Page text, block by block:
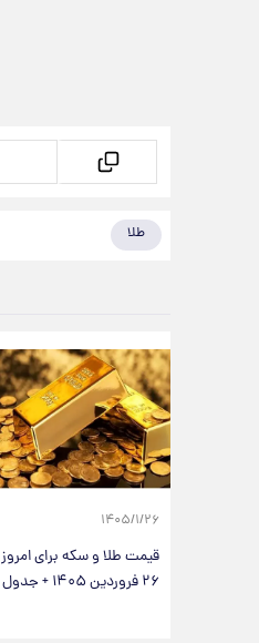
طلا
۱۴۰۵/۱/۲۶
قیمت طلا و سکه برای امروز
۲۶ فروردین ۱۴۰۵ + جدول